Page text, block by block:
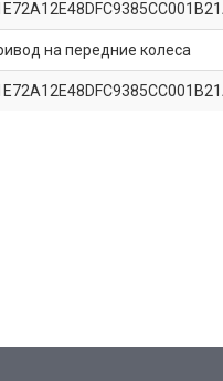
на передние колеса